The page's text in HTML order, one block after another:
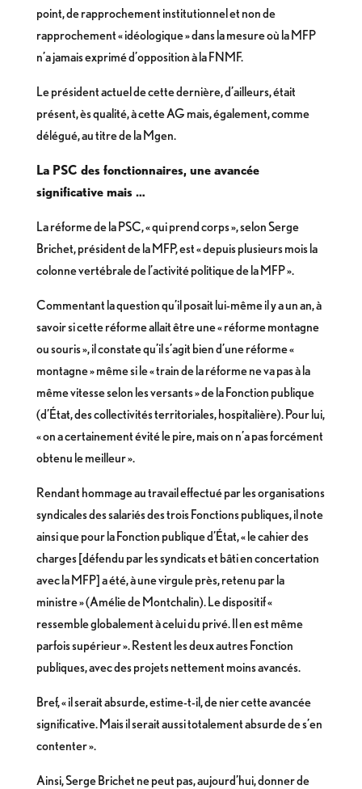
point, de rapprochement institutionnel et non de
rapprochement « idéologique » dans la mesure où la MFP
n’a jamais exprimé d’opposition à la FNMF.
Le président actuel de cette dernière, d’ailleurs, était
présent, ès qualité, à cette AG mais, également, comme
délégué, au titre de la Mgen.
La PSC des fonctionnaires, une avancée
significative mais …
La réforme de la PSC, « qui prend corps », selon Serge
Brichet, président de la MFP, est « depuis plusieurs mois la
colonne vertébrale de l’activité politique de la MFP ».
Commentant la question qu’il posait lui-même il y a un an, à
savoir si cette réforme allait être une « réforme montagne
ou souris », il constate qu’il s’agit bien d’une réforme «
montagne » même si le « train de la réforme ne va pas à la
même vitesse selon les versants » de la Fonction publique
(d’État, des collectivités territoriales, hospitalière). Pour lui,
« on a certainement évité le pire, mais on n’a pas forcément
obtenu le meilleur ».
Rendant hommage au travail effectué par les organisations
syndicales des salariés des trois Fonctions publiques, il note
ainsi que pour la Fonction publique d’État, « le cahier des
charges [défendu par les syndicats et bâti en concertation
avec la MFP] a été, à une virgule près, retenu par la
ministre » (Amélie de Montchalin). Le dispositif «
ressemble globalement à celui du privé. Il en est même
parfois supérieur ». Restent les deux autres Fonction
publiques, avec des projets nettement moins avancés.
Bref, « il serait absurde, estime-t-il, de nier cette avancée
significative. Mais il serait aussi totalement absurde de s’en
contenter ».
Ainsi, Serge Brichet ne peut pas, aujourd’hui, donner de